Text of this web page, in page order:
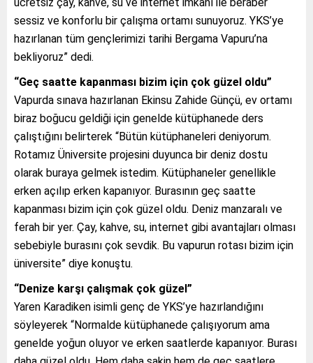
sessiz ve konforlu bir çalışma ortamı sunuyoruz. YKS’ye
hazırlanan tüm gençlerimizi tarihi Bergama Vapuru’na
bekliyoruz” dedi.
“Geç saatte kapanması bizim için çok güzel oldu”
Vapurda sınava hazırlanan Ekinsu Zahide Günçü, ev ortamı
biraz boğucu geldiği için genelde kütüphanede ders
çalıştığını belirterek “Bütün kütüphaneleri deniyorum.
Rotamız Üniversite projesini duyunca bir deniz dostu
olarak buraya gelmek istedim. Kütüphaneler genellikle
erken açılıp erken kapanıyor. Burasının geç saatte
kapanması bizim için çok güzel oldu. Deniz manzaralı ve
ferah bir yer. Çay, kahve, su, internet gibi avantajları olması
sebebiyle burasını çok sevdik. Bu vapurun rotası bizim için
üniversite” diye konuştu.
“Denize karşı çalışmak çok güzel”
Yaren Karadiken isimli genç de YKS’ye hazırlandığını
söyleyerek “Normalde kütüphanede çalışıyorum ama
genelde yoğun oluyor ve erken saatlerde kapanıyor. Burası